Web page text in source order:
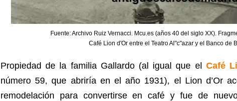
Fuente: Archivo Ruiz Vernacci. Mcu.es (años 40 del siglo XX).
Café Lion d'Or entre el Teatro Al"c"azar y el Banco de
Propiedad de la familia Gallardo (al igual que el Café
número 59, que abriría en el año 1931), el Lion d’Or
remodelación para convertirse en café y fue de